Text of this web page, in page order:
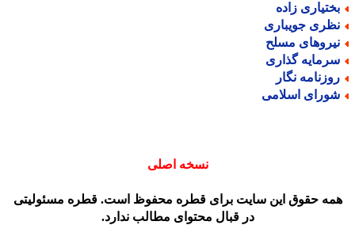
زاده
جویباری
مسلح
گذاری
نگار
اسلامی
نسخه اصلی
حقوق این سایت برای قطره محفوظ است. قطره مسئولیتی
در قبال محتوای مطالب ندارد.